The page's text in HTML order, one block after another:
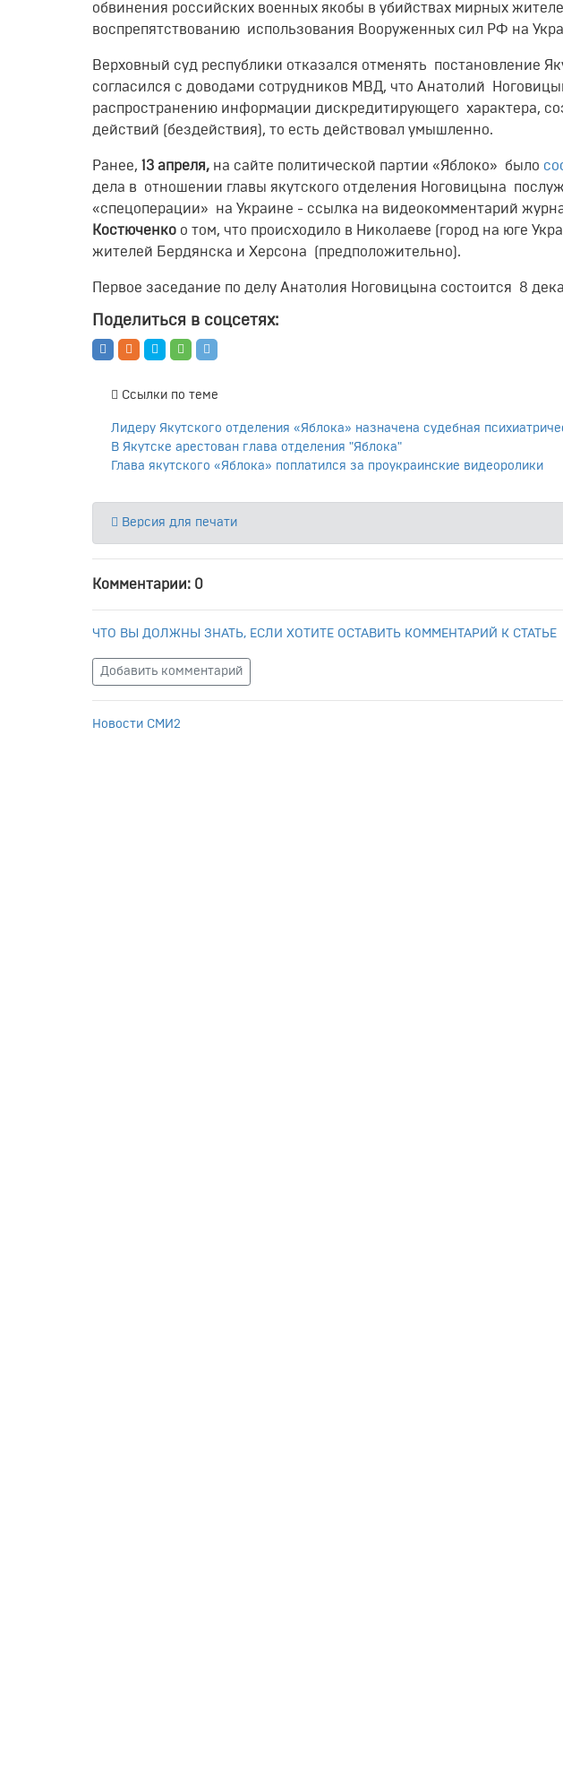
обвинения российских военных якобы в убийствах мирных
воспрепятствованию использования Вооруженных сил РФ на
Верховный суд республики отказался отменять постановление
согласился с доводами сотрудников МВД, что Анатолий
распространению информации дискредитирующего характера,
действий (бездействия), то есть действовал умышленно.
Ранее, 13 апреля, на сайте политической партии «Яблоко» было
дела в отношении главы якутского отделения Ноговицына
«спецоперации» на Украине - ссылка на видеокомментарий
Костюченко о том, что происходило в Николаеве (город на юге
жителей Бердянска и Херсона (предположительно).
Первое заседание по делу Анатолия Ноговицына состоится 8
Поделиться в соцсетях:
Ссылки по теме
Лидеру Якутского отделения «Яблока» назначена судебная
В Якутске арестован глава отделения "Яблока"
Глава якутского «Яблока» поплатился за проукраинские видеоролики
Версия для печати
Комментарии: 0
ЧТО ВЫ ДОЛЖНЫ ЗНАТЬ, ЕСЛИ ХОТИТЕ ОСТАВИТЬ КОММЕНТАРИЙ К СТАТЬЕ
Добавить комментарий
Новости СМИ2